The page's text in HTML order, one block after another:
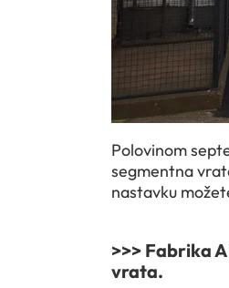
Polovinom
segmentna
nastavku
>>> Fabrika
vrata.